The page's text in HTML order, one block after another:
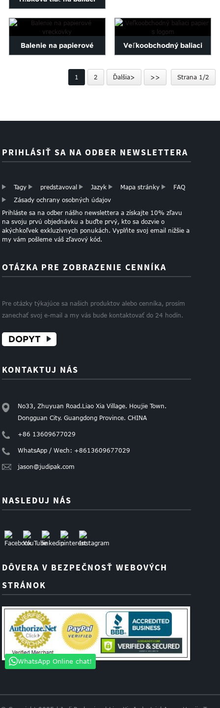
hodvábny papier na
mieru...
Balenie na papierové Veľkoobchodný baliaci
1 2 Ďalšia> >> Strana 1/2
PRIHLÁSIŤ SA NA ODBER NEWSLETTERA
Tagy predstavoval Jazyk Mapa stránky
FAQ
Zásady ochrany osobných údajov
Prihláste sa na odber nášho newslettera a získajte 10% zľavu
na svoju prvú objednávku a buďte prvý, kto sa dozvie o
akýchkoľvek exkluzívnych ponukách. Vyplňte svoj email nižšie a
my vám pošleme váš zľavový kód.
OTÁZKA PRE ZOBRAZENIE CENNÍKA
Pre otázky týkajúce sa našich produktov alebo cenníka, prosím
zanechať svoj e-mail a my vás bude kontaktovať do 24 hodín.
DOPYT
KONTAKTUJ NÁS
No33, Zhuyuan Road.Liao Xia Village. Houjie Town.
Dongguan City. Guangdong Province. CHINA
+86 13609677029
WhatsApp / Wech: +8613609677029
jason@judipak.com
NASLEDUJ NÁS
DÔVERA V BEZPEČNOSŤ WEBOVÝCH
STRÁNOK
WhatsApp Online chat!